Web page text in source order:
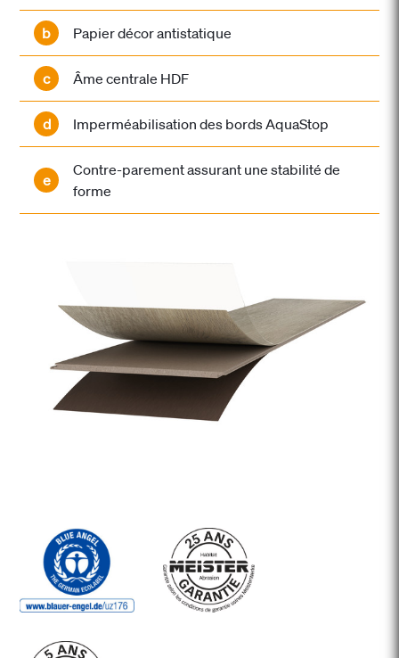
b Papier décor antistatique
c Âme centrale HDF
d Imperméabilisation des bords AquaStop
e
Contre-parement assurant une stabilité de
forme